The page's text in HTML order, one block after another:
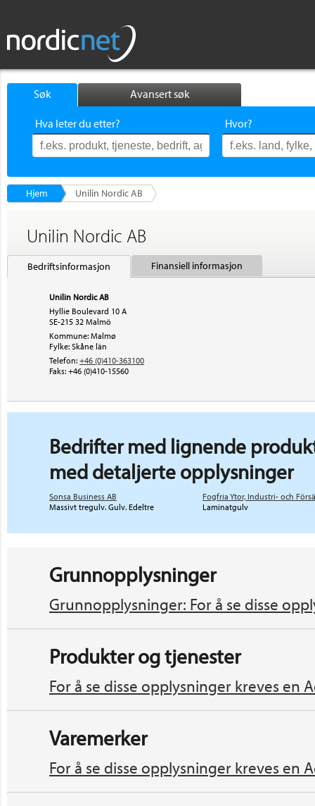
Søk Avansert søk
Hva leter du etter? Hvor?
Hjem Unilin Nordic AB
Unilin Nordic AB
Bedriftsinformasjon Finansiell informasjon
Unilin Nordic AB
Hyllie Boulevard 10 A
SE-215 32 Malmö
Kommune: Malmø
Fylke: Skåne län
Telefon: +46 (0)410-363100
Faks: +46 (0)410-15560
Bedrifter med lignende
med detaljerte opplysninger
Sonsa Business AB
Massivt tregulv. Gulv. Edeltre
Fogfria Ytor, Industri- och
Laminatgulv
Grunnopplysninger
Grunnopplysninger: For å se disse
Produkter og tjenester
For å se disse opplysninger kreves en
Varemerker
For å se disse opplysninger kreves en